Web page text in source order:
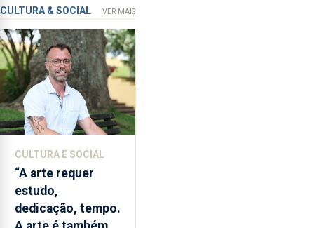
que
garante
a
abertura
dos
museus
e
núcleos
integrados
na
Rede
Municipal
CULTURA & SOCIAL VER MAIS
CULTURA E SOCIAL
“A arte requer
estudo,
dedicação, tempo.